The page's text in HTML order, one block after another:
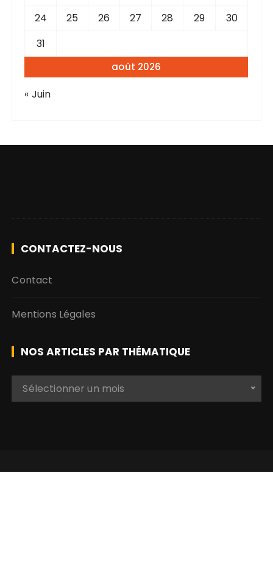
août 2026
24
25 26 27 28 29
30
31
« Juin
CONTACTEZ-NOUS
Contact
Mentions Légales
NOS ARTICLES PAR THÉMATIQUE
i
Sélectionner un mois